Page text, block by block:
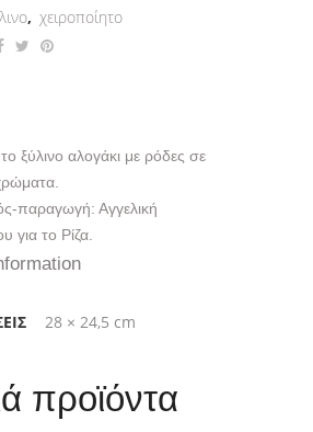
, χειροποίητο
ξύλινο αλογάκι με ρόδες σε
παραγωγή: Αγγελική
για το Ρίζα.
28 × 24,5 cm
προϊόντα